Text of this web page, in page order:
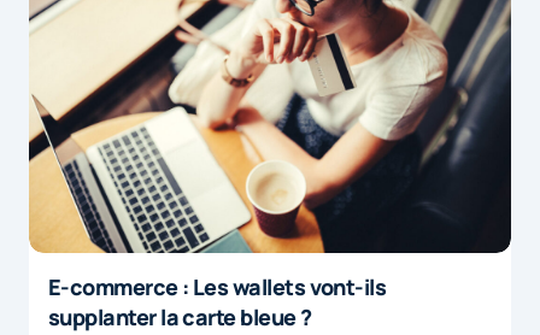
E-commerce : Les wallets vont-ils
supplanter la carte bleue ?